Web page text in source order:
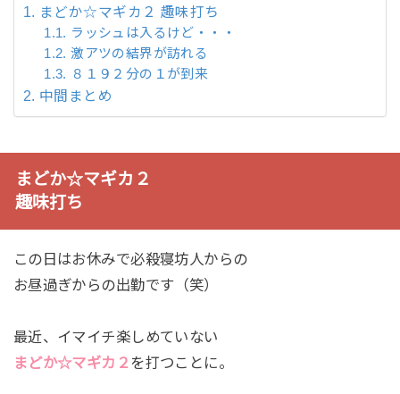
まどか☆マギカ２ 趣味打ち
ラッシュは入るけど・・・
激アツの結界が訪れる
８１９２分の１が到来
中間まとめ
まどか☆マギカ２
趣味打ち
この日はお休みで必殺寝坊人からの
お昼過ぎからの出勤です（笑）
最近、イマイチ楽しめていない
まどか☆マギカ２を打つことに。